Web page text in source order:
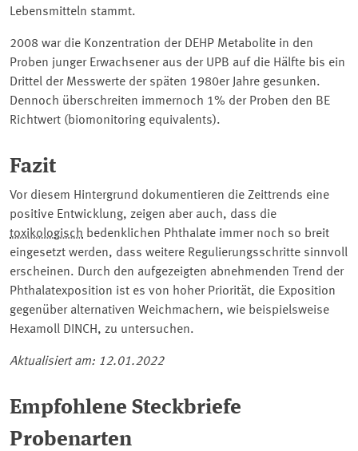
Lebensmitteln stammt.
2008 war die Konzentration der DEHP Metabolite in den
Proben junger Erwachsener aus der UPB auf die Hälfte bis ein
Drittel der Messwerte der späten 1980er Jahre gesunken.
Dennoch überschreiten immernoch 1% der Proben den BE
Richtwert (biomonitoring equivalents).
Fazit
Vor diesem Hintergrund dokumentieren die Zeittrends eine
positive Entwicklung, zeigen aber auch, dass die
toxikologisch bedenklichen Phthalate immer noch so breit
eingesetzt werden, dass weitere Regulierungsschritte sinnvoll
erscheinen. Durch den aufgezeigten abnehmenden Trend der
Phthalatexposition ist es von hoher Priorität, die Exposition
gegenüber alternativen Weichmachern, wie beispielsweise
Hexamoll DINCH, zu untersuchen.
Aktualisiert am: 12.01.2022
Empfohlene Steckbriefe
Probenarten